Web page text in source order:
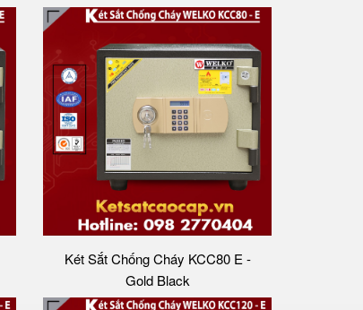
Két Sắt Chống Cháy KCC80 E -
Gold Black